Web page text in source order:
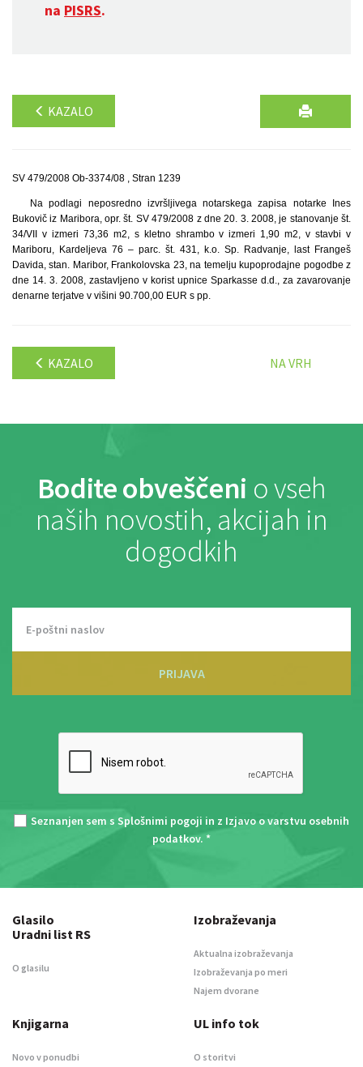
na PISRS.
KAZALO
SV 479/2008 Ob-3374/08 , Stran 1239
Na podlagi neposredno izvršljivega notarskega zapisa notarke Ines
Bukovič iz Maribora, opr. št. SV 479/2008 z dne 20. 3. 2008, je stanovanje št.
34/VII v izmeri 73,36 m2, s kletno shrambo v izmeri 1,90 m2, v stavbi v
Mariboru, Kardeljeva 76 – parc. št. 431, k.o. Sp. Radvanje, last Frangeš
Davida, stan. Maribor, Frankolovska 23, na temelju kupoprodajne pogodbe z
dne 14. 3. 2008, zastavljeno v korist upnice Sparkasse d.d., za zavarovanje
denarne terjatve v višini 90.700,00 EUR s pp.
KAZALO NA VRH
Bodite obveščeni o vseh
naših novostih, akcijah in
dogodkih
PRIJAVA
Seznanjen sem s Splošnimi pogoji in z Izjavo o varstvu osebnih
podatkov. *
Glasilo
Uradni list RS
O glasilu
Izobraževanja
Aktualna izobraževanja
Izobraževanja po meri
Najem dvorane
Knjigarna
Novo v ponudbi
UL info tok
O storitvi